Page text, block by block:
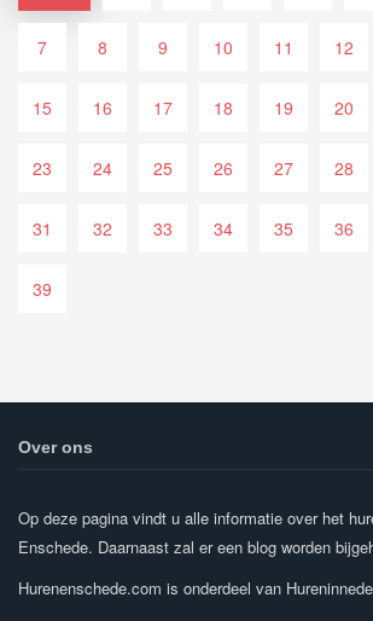
7 8 9 10 11 12
15 16 17 18 19 20
23 24 25 26 27 28
31 32 33 34 35 36
39
Over ons
Op deze pagina vindt u alle informatie over het
Enschede. Daarnaast zal er een blog worden
Hurenenschede.com is onderdeel van